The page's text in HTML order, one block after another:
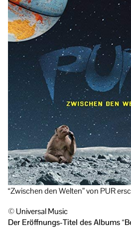
“Zwischen den Welten” von PUR
© Universal Music
Der Eröffnungs-Titel des Albums